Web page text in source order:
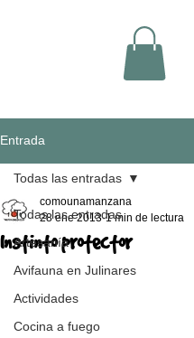
Entrada
Todas las entradas
Artesanía
Avifauna en Julinares
Actividades
Cocina a fuego
Todas las entradas
Instinto protector
comounamanzana
28 ene 2013 1 min de lectura